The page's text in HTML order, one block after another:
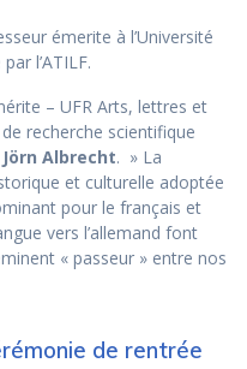
émerite à l’Université
l’ATILF.
– UFR Arts, lettres et
recherche scientifique
Jörn Albrecht. » La
et culturelle adoptée
pour le français et
vers l’allemand font
« passeur » entre nos
de rentrée